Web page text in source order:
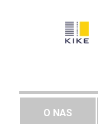
O NAS